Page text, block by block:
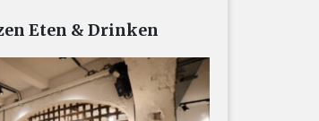
Eten & Drinken